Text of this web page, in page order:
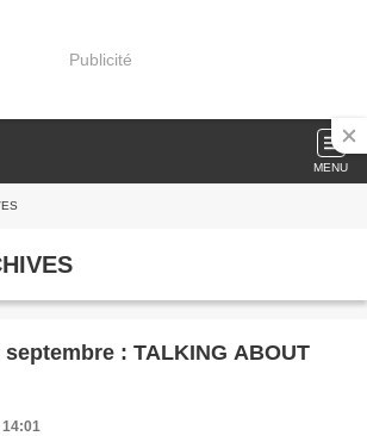
Publicité
MENU
: TALKING ABOUT
14:01